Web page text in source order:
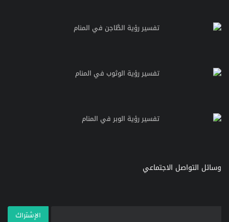
تفسير رؤية الطَّاجن في المنام
تفسير رؤية الوثوب في المنام
تفسير رؤية الوبر في المنام
وسائل التواصل الاجتماعي
الإشتراك